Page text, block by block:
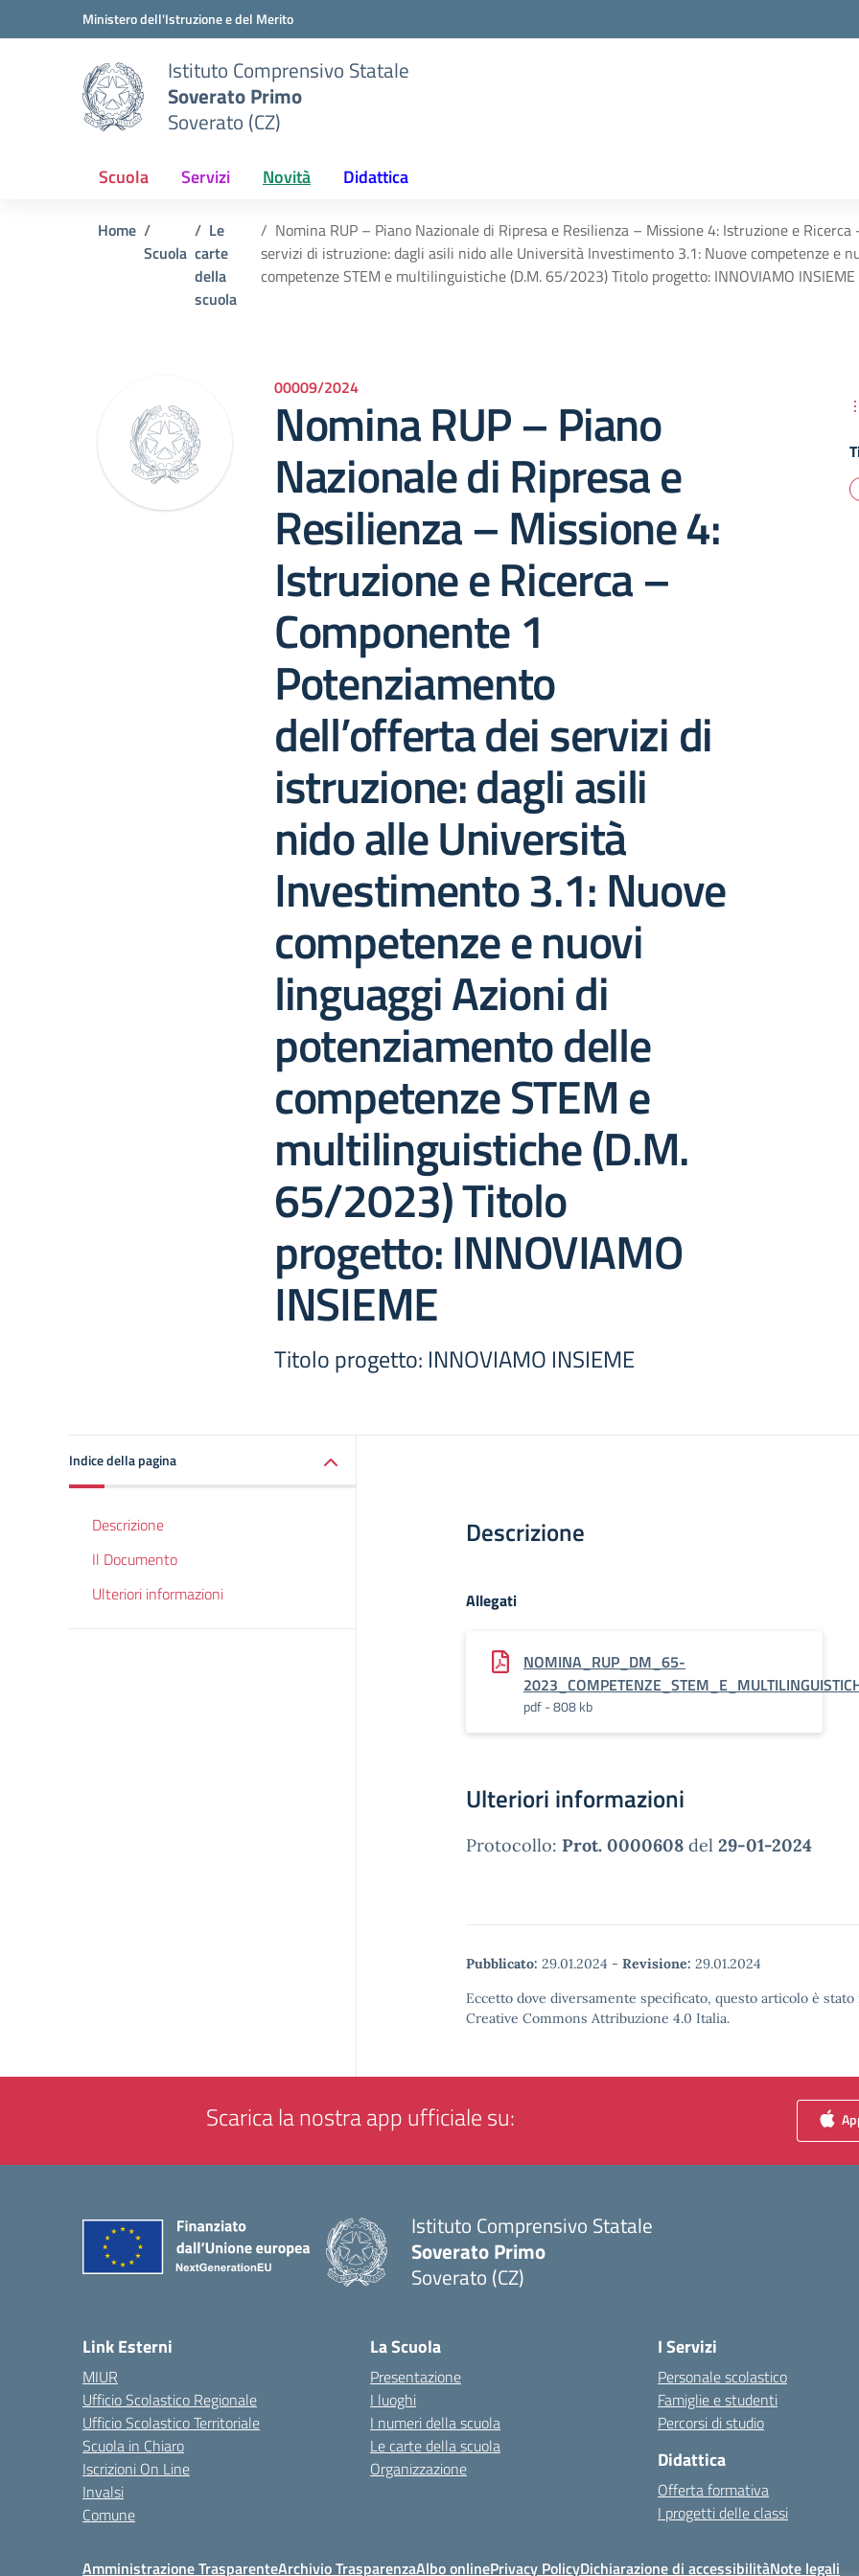
Vai ai contenuti
Vai al menu di navigazioneMinistero dell'Istruzione e del Merito
Istituto Comprensivo Statale
Soverato Primo
Soverato (CZ)
Scuola Servizi Novità Didattica
Home
Scuola
Le
carte
della
scuola
Nomina RUP – Piano Nazionale di Ripresa e Resilienza – Missione 4: Istruzione e
servizi di istruzione: dagli asili nido alle Università Investimento 3.1: Nuove competenze e
competenze STEM e multilinguistiche (D.M. 65/2023) Titolo progetto: INNOVIAMO INSIEME
00009/2024
Nomina RUP – Piano
Nazionale di Ripresa e
Resilienza – Missione 4:
Istruzione e Ricerca –
Componente 1
Potenziamento
dell’offerta dei servizi di
istruzione: dagli asili
nido alle Università
Investimento 3.1: Nuove
competenze e nuovi
linguaggi Azioni di
potenziamento delle
competenze STEM e
multilinguistiche (D.M.
65/2023) Titolo
progetto: INNOVIAMO
INSIEME
Titolo progetto: INNOVIAMO INSIEME
Indice della pagina
Descrizione
Il Documento
Ulteriori informazioni
Descrizione
Allegati
NOMINA_RUP_DM_65-
pdf - 808 kb
Ulteriori informazioni
Protocollo: Prot. 0000608 del 29-01-2024
Pubblicato: 29.01.2024 - Revisione: 29.01.2024
Eccetto dove diversamente specificato, questo articolo è
Creative Commons Attribuzione 4.0 Italia.
Scarica la nostra app ufficiale su:
Istituto Comprensivo Statale
Soverato Primo
Soverato (CZ)
Link Esterni
MIUR
Ufficio Scolastico Regionale
Ufficio Scolastico Territoriale
Scuola in Chiaro
Iscrizioni On Line
Invalsi
Comune
La Scuola
Presentazione
I luoghi
I numeri della scuola
Le carte della scuola
Organizzazione
I Servizi
Personale scolastico
Famiglie e studenti
Percorsi di studio
Didattica
Offerta formativa
I progetti delle classi
Amministrazione TrasparenteArchivio TrasparenzaAlbo onlinePrivacy PolicyDichiarazione di accessibilitàNote legali